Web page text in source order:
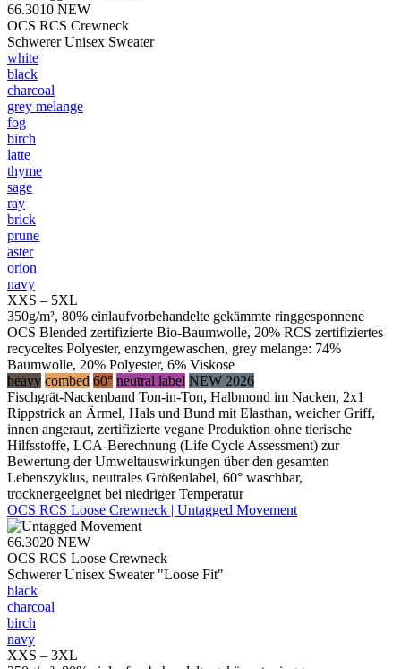
66.3010 NEW
OCS RCS Crewneck
Schwerer Unisex Sweater
white
black
charcoal
grey melange
fog
birch
latte
thyme
sage
ray
brick
prune
aster
orion
navy
XXS – 5XL
350g/m², 80% einlaufvorbehandelte gekämmte ringgesponnene
OCS Blended zertifizierte Bio-Baumwolle, 20% RCS zertifiziertes
recyceltes Polyester, enzymgewaschen, grey melange: 74%
Baumwolle, 20% Polyester, 6% Viskose
heavy combed 60° neutral label NEW 2026
Fischgrät-Nackenband Ton-in-Ton, Halbmond im Nacken, 2x1
Rippstrick an Ärmel, Hals und Bund mit Elasthan, weicher Griff,
innen angeraut, zertifizierte vegane Produktion ohne tierische
Hilfsstoffe, LCA-Berechnung (Life Cycle Assessment) zur
Bewertung der Umweltauswirkungen über den gesamten
Lebenszyklus, neutrales Größenlabel, 60° waschbar,
trocknergeeignet bei niedriger Temperatur
OCS RCS Loose Crewneck | Untagged Movement
66.3020 NEW
OCS RCS Loose Crewneck
Schwerer Unisex Sweater "Loose Fit"
black
charcoal
birch
navy
XXS – 3XL